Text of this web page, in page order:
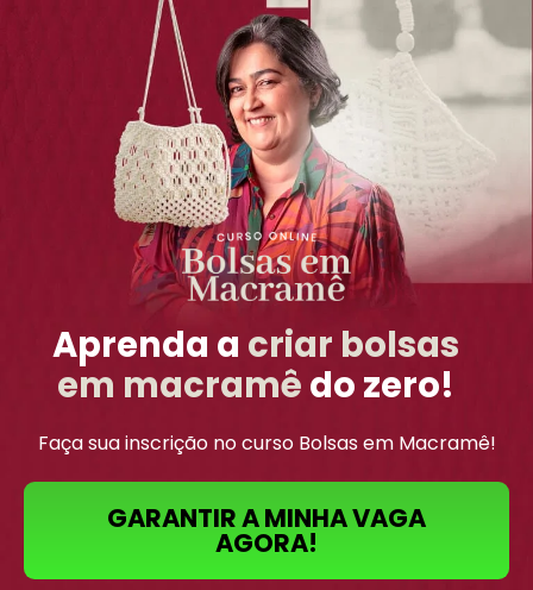
Aprenda a criar bolsas
em macramê do zero!
Faça sua inscrição no curso Bolsas em Macramê!
GARANTIR A MINHA VAGA
AGORA!